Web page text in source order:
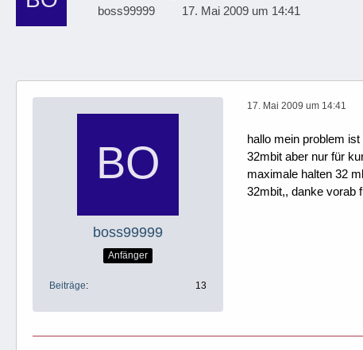
boss99999 17. Mai 2009 um 14:41
boss99999
Anfänger
Beiträge 13
17. Mai 2009 um 14:41
hallo mein problem
32mbit aber nur für
maximale halten 32
32mbit,, danke vorab